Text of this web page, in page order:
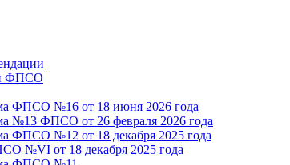
ФПСО
ФПСО №16 от 18 июня 2026 года
№13 ФПСО от 26 февраля 2026 года
ФПСО №12 от 18 декабря 2025 года
№VI от 18 декабря 2025 года